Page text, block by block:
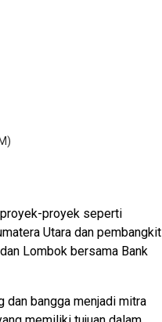
proyek-proyek seperti
Utara dan pembangkit
Lombok bersama Bank
dan bangga menjadi mitra